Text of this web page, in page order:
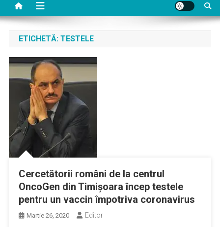
ETICHETĂ: TESTELE
Cercetătorii români de la centrul
OncoGen din Timișoara încep testele
pentru un vaccin împotriva coronavirus
Martie 26, 2020 Editor